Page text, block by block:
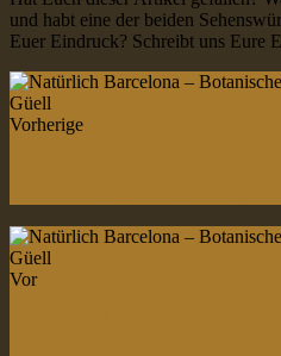
und habt eine der beiden
Euer Eindruck? Schreibt uns Eure
Vorherige
Vor